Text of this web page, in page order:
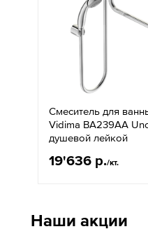
Смеситель для
Vidima BA239AA
душевой лейкой
19'636 р./кт.
Наши акции